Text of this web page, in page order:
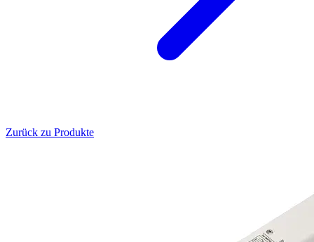
Zurück zu Produkte